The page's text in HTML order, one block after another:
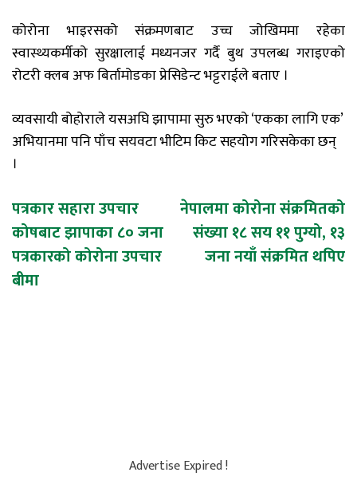
कोरोना भाइरसको संक्रमणबाट उच्च जोखिममा रहेका
स्वास्थ्यकर्मीको सुरक्षालाई मध्यनजर गर्दै बुथ उपलब्ध गराइएको
रोटरी क्लब अफ बिर्तामोडका प्रेसिडेन्ट भट्टराईले बताए ।
व्यवसायी बोहोराले यसअघि झापामा सुरु भएको ‘एकका लागि एक’
अभियानमा पनि पाँच सयवटा भीटिम किट सहयोग गरिसकेका छन्
।
Post
navigation
पत्रकार सहारा उपचार
कोषबाट झापाका ८० जना
पत्रकारको कोरोना उपचार
बीमा
नेपालमा कोरोना संक्रमितको
संख्या १८ सय ११ पुग्यो, १३
जना नयाँ संक्रमित थपिए
Advertise Expired !